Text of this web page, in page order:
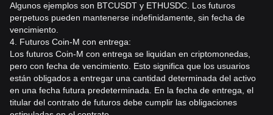
Algunos ejemplos son BTCUSDT y ETHUSDC. Los futuros
perpetuos pueden mantenerse indefinidamente, sin fecha de
vencimiento.
4. Futuros Coin-M con entrega:
Los futuros Coin-M con entrega se liquidan en criptomonedas,
pero con fecha de vencimiento. Esto significa que los usuarios
están obligados a entregar una cantidad determinada del activo
en una fecha futura predeterminada. En la fecha de entrega, el
titular del contrato de futuros debe cumplir las obligaciones